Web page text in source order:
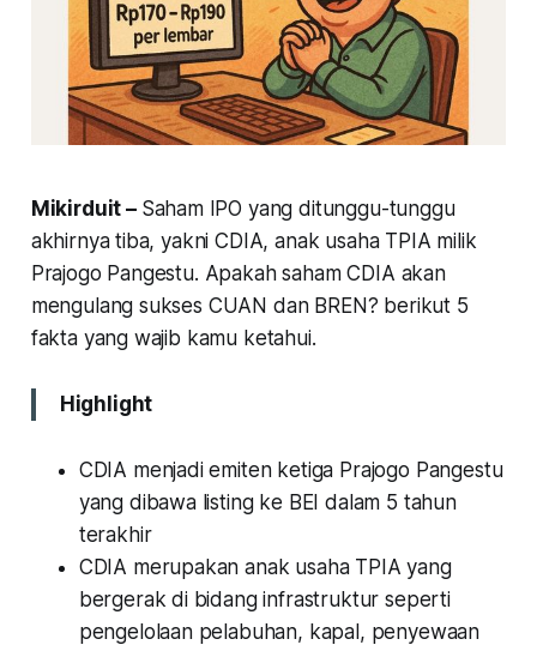
Mikirduit – Saham IPO yang ditunggu-tunggu
akhirnya tiba, yakni CDIA, anak usaha TPIA milik
Prajogo Pangestu. Apakah saham CDIA akan
mengulang sukses CUAN dan BREN? berikut 5
fakta yang wajib kamu ketahui.
Highlight
CDIA menjadi emiten ketiga Prajogo Pangestu
yang dibawa listing ke BEI dalam 5 tahun
terakhir
CDIA merupakan anak usaha TPIA yang
bergerak di bidang infrastruktur seperti
pengelolaan pelabuhan, kapal, penyewaan